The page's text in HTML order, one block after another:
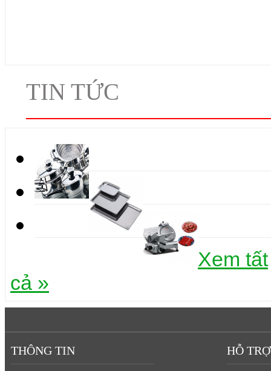
TIN TỨC
Xem tất
cả »
THÔNG TIN HỖ TRỢ